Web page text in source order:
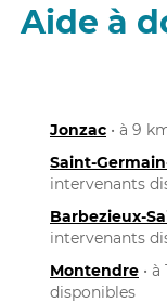
Aide à
Jonzac • à 9
Saint-
intervenants
Barbezieux-
intervenants
Montendre •
disponibles